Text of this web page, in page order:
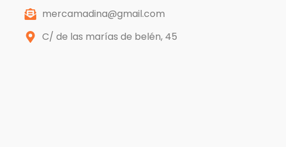
mercamadina@gmail.com
C/ de las marías de belén, 45